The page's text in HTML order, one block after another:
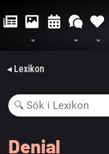
◂ Lexikon
Denial